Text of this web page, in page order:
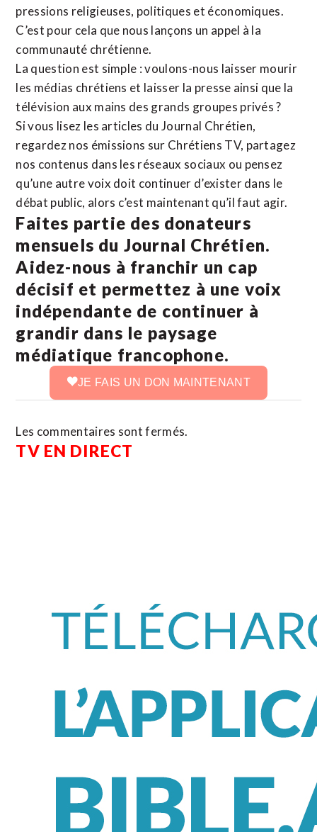
pressions religieuses, politiques et économiques.
C’est pour cela que nous lançons un appel à la
communauté chrétienne.
La question est simple : voulons-nous laisser mourir
les médias chrétiens et laisser la presse ainsi que la
télévision aux mains des grands groupes privés ?
Si vous lisez les articles du Journal Chrétien,
regardez nos émissions sur Chrétiens TV, partagez
nos contenus dans les réseaux sociaux ou pensez
qu’une autre voix doit continuer d’exister dans le
débat public, alors c’est maintenant qu’il faut agir.
Faites partie des donateurs
mensuels du Journal Chrétien.
Aidez-nous à franchir un cap
décisif et permettez à une voix
indépendante de continuer à
grandir dans le paysage
médiatique francophone.
JE FAIS UN DON MAINTENANT
Les commentaires sont fermés.
TV EN DIRECT